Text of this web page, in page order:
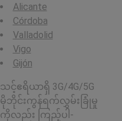
Alicante
Córdoba
Valladolid
Vigo
Gijón
သင့်ဧရိယာရှိ 3G/4G/5G
မိုဘိုင်းကွန်ရက်လွှမ်းခြုံမှု
ကိုလည်း ကြည့်ပါ-